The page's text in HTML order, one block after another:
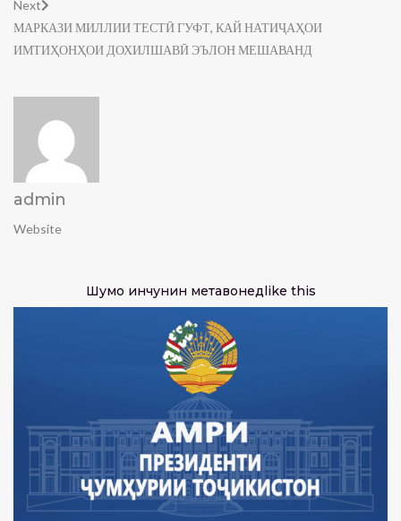
Next
МАРКАЗИ МИЛЛИИ ТЕСТӢ ГУФТ, КАЙ НАТИҶАҲОИ
ИМТИҲОНҲОИ ДОХИЛШАВӢ ЭЪЛОН МЕШАВАНД
admin
Website
Шумо инчунин метавонедlike this